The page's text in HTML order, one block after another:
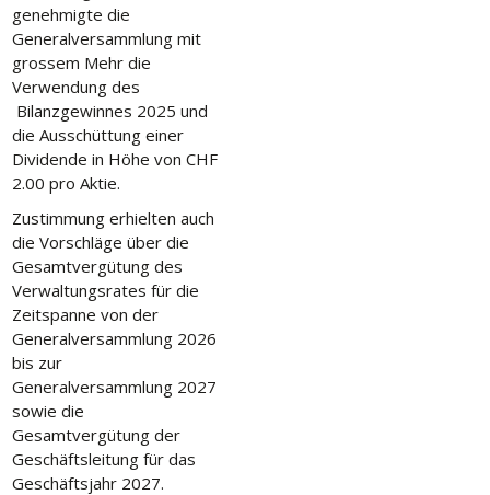
genehmigte die
Generalversammlung mit
grossem Mehr die
Verwendung des
Bilanzgewinnes 2025 und
die Ausschüttung einer
Dividende in Höhe von CHF
2.00 pro Aktie.
Zustimmung erhielten auch
die Vorschläge über die
Gesamtvergütung des
Verwaltungsrates für die
Zeitspanne von der
Generalversammlung 2026
bis zur
Generalversammlung 2027
sowie die
Gesamtvergütung der
Geschäftsleitung für das
Geschäftsjahr 2027.